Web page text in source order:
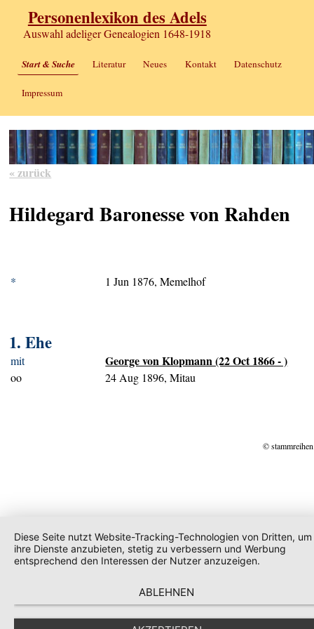
Personenlexikon des Adels
Auswahl adeliger Genealogien 1648-1918
Start & Suche Literatur Neues Kontakt Datenschutz
Impressum
« zurück
Hildegard Baronesse von Rahden
* 1 Jun 1876, Memelhof
1. Ehe
mit George von Klopmann (22 Oct 1866 - )
oo 24 Aug 1896, Mitau
©
Diese Seite nutzt Website-Tracking-Technologien von Dritten, um
ihre Dienste anzubieten, stetig zu verbessern und Werbung
entsprechend den Interessen der Nutzer anzuzeigen.
ABLEHNEN